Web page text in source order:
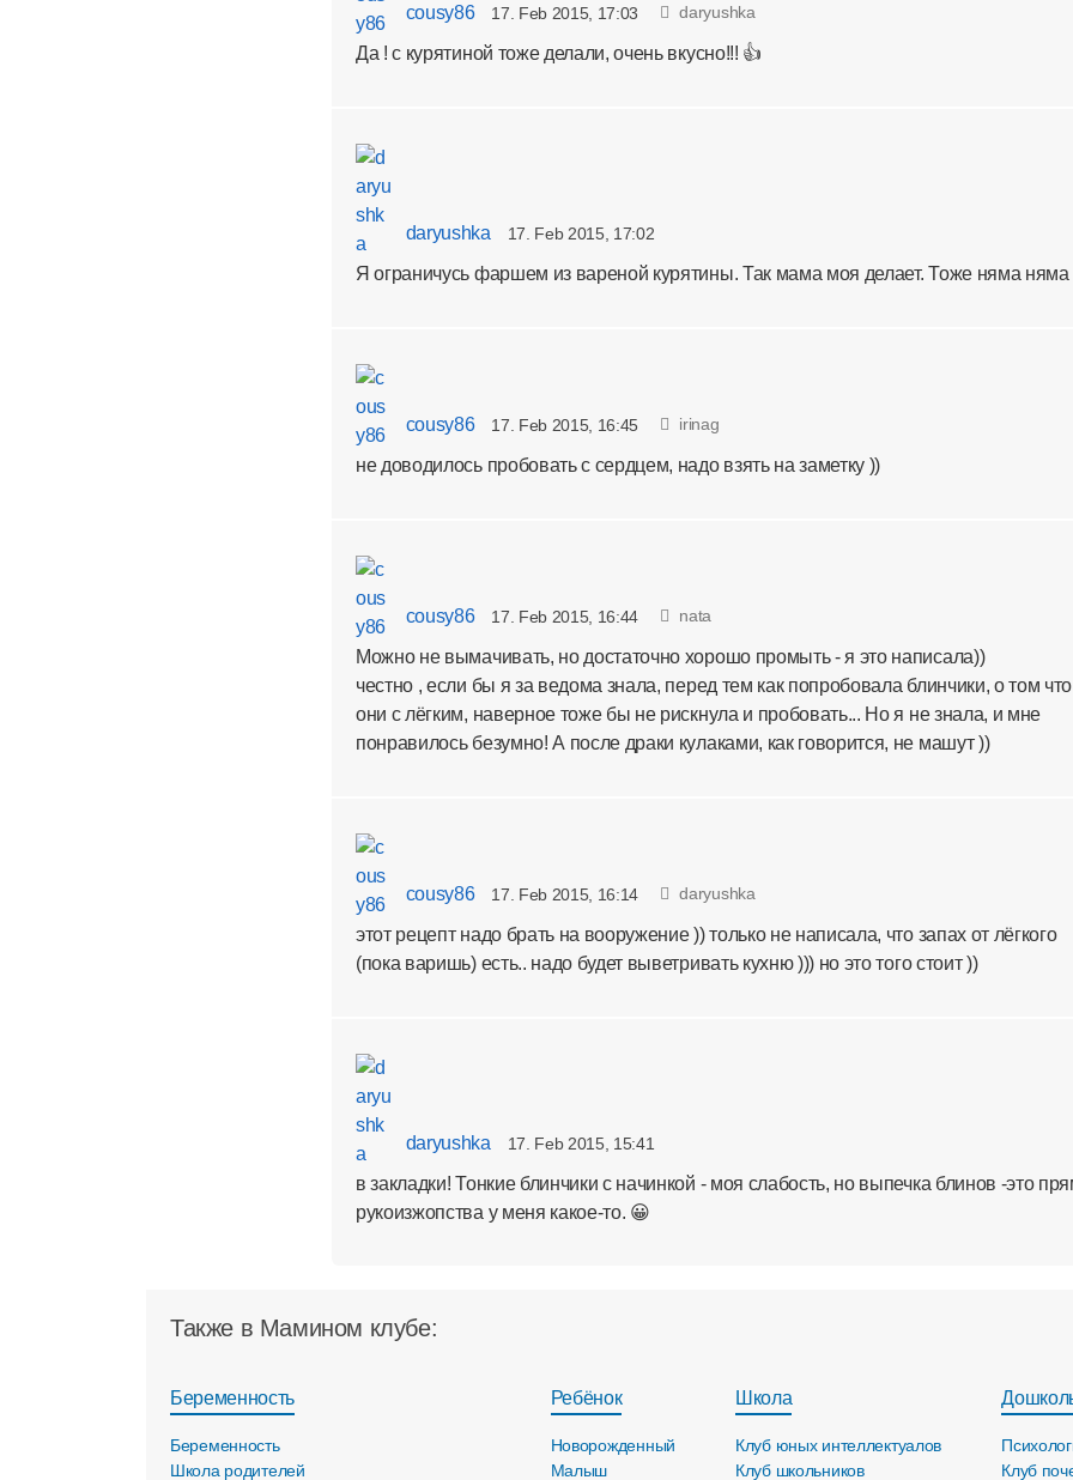
cousy86 17. Feb 2015, 17:03 daryushka
Да ! с курятиной тоже делали, очень вкусно!!! 👍
daryushka 17. Feb 2015, 17:02
Я ограничусь фаршем из вареной курятины. Так мама моя делает. Тоже няма няма
cousy86 17. Feb 2015, 16:45 irinag
не доводилось пробовать с сердцем, надо взять на заметку ))
cousy86 17. Feb 2015, 16:44 nata
Можно не вымачивать, но достаточно хорошо промыть - я это написала))
честно , если бы я за ведома знала, перед тем как попробовала блинчики, о том что
они с лёгким, наверное тоже бы не рискнула и пробовать... Но я не знала, и мне
понравилось безумно! А после драки кулаками, как говорится, не машут ))
cousy86 17. Feb 2015, 16:14 daryushka
этот рецепт надо брать на вооружение )) только не написала, что запах от лёгкого
(пока варишь) есть.. надо будет выветривать кухню ))) но это того стоит ))
daryushka 17. Feb 2015, 15:41
в закладки! Тонкие блинчики с начинкой - моя слабость, но выпечка блинов -это
рукоизжопства у меня какое-то. 😀
Также в Мамином клубе:
Беременность
Беременность
Школа родителей
Ребёнок
Новорожденный
Малыш
Школа
Клуб юных интеллектуалов
Клуб школьников
Клуб